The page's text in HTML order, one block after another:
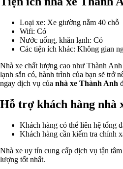
Loại xe: Xe giường nằm 40 chỗ
Wifi: Có
Nước uống, khăn lạnh: Có
Các tiện ích khác: Không gian
Nhà xe chất lượng cao như Thành
lạnh sẵn có, hành trình của bạn sẽ trở
ngay dịch vụ của nhà xe Thành Anh
Hỗ trợ khách hàng nhà
Khách hàng có thể liên hệ tổng
Khách hàng cần kiểm tra chính
Nhà xe uy tín cung cấp dịch vụ tận
lượng tốt nhất.